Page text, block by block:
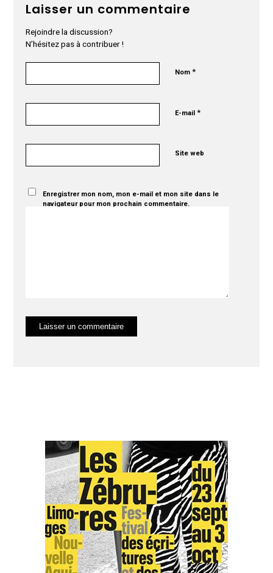
Laisser un commentaire
Rejoindre la discussion?
N’hésitez pas à contribuer !
Nom*
E-mail*
Site web
Enregistrer mon nom, mon e-mail et mon site dans le
navigateur pour mon prochain commentaire.